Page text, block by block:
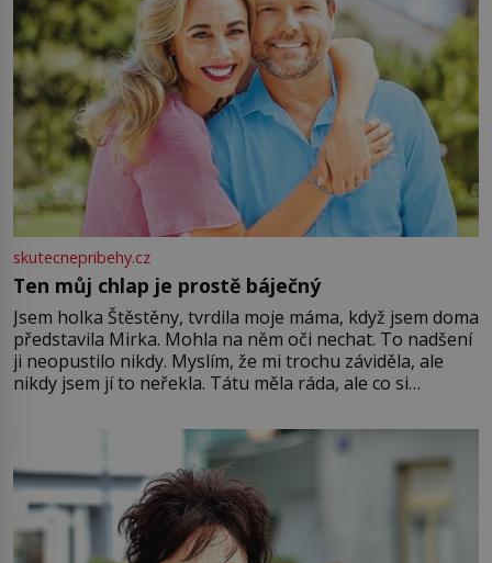
skutecnepribehy.cz
Ten můj chlap je prostě báječný
Jsem holka Štěstěny, tvrdila moje máma, když jsem doma
představila Mirka. Mohla na něm oči nechat. To nadšení
ji neopustilo nikdy. Myslím, že mi trochu záviděla, ale
nikdy jsem jí to neřekla. Tátu měla ráda, ale co si
Jsme spolu moc rádi Tehdy byla jiná doba, když